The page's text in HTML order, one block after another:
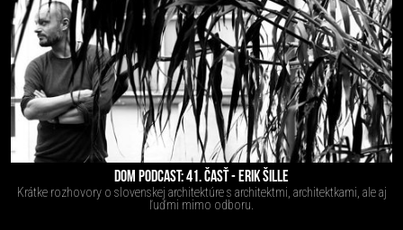
DOM PODCAST: 41. ČASŤ - ERIK ŠILLE
Krátke rozhovory o slovenskej architektúre s architektmi, architektkami, ale aj
ľuďmi mimo odboru.